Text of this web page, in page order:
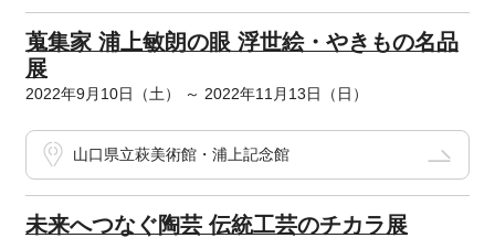
蒐集家 浦上敏朗の眼 浮世絵・やきもの名品
展
2022年9月10日（土） ～ 2022年11月13日（日）
山口県立萩美術館・浦上記念館
未来へつなぐ陶芸 伝統工芸のチカラ展